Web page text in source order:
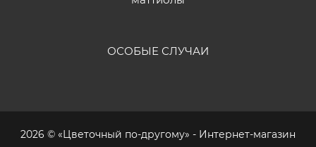
ОСОБЫЕ СЛУЧАИ
2026 © «Цветочный по-другому» - Интернет-магазин